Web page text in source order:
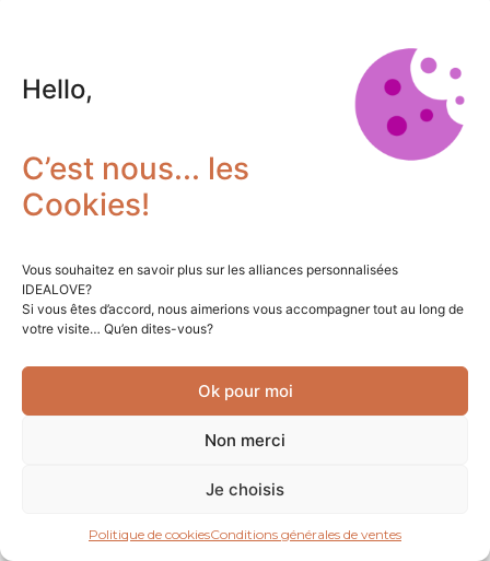
Hello,
C’est nous... les
Cookies!
Vous souhaitez en savoir plus sur les alliances personnalisées
IDEALOVE?
Si vous êtes d’accord, nous aimerions vous accompagner tout au long de
votre visite… Qu’en dites-vous?
Ok pour moi
Non merci
Je choisis
Politique de cookiesConditions générales de ventes
plus, contactez nous > – En stock Ce nouveau type de
jardinière conçu dans notre bureau d’étude pour la
marque […]
plus récent